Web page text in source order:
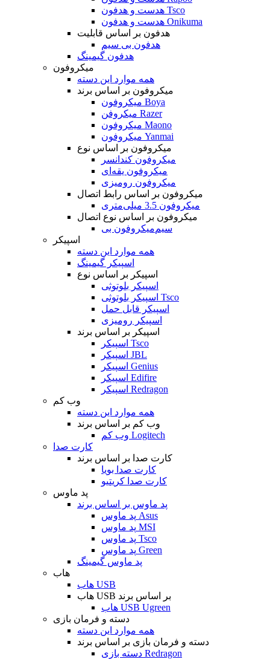
هدست و هدفون Tsco
هدست و هدفون Onikuma
هدفون بر اساس قابلیت
هدفون بی سیم
هدفون گیمینگ
میکروفون
همه موارد این دسته
میکروفون بر اساس برند
میکروفون Boya
میکروفن Razer
میکروفون Maono
میکروفون Yanmai
میکروفون بر اساس نوع
میکروفون کندانسر
میکروفون یقه‌ای
میکروفون رومیزی
میکروفون بر اساس رابط اتصال
میکروفون 3.5 میلی‌متری
میکروفون بر اساس نوع اتصال
میکروفون بی‌‎سیم
اسپیکر
همه موارد این دسته
اسپیکر گیمینگ
اسپیکر بر اساس نوع
اسپیکر بلوتوثی
اسپیکر بلوتوثی Tsco
اسپیکر قابل حمل
اسپیکر رومیزی
اسپیکر بر اساس برند
اسپیکر Tsco
اسپیکر JBL
اسپیکر Genius
اسپیکر Edifire
اسپیکر Redragon
وب کم
همه موارد این دسته
وب کم بر اساس برند
وب کم Logitech
کارت صدا
کارت صدا بر اساس برند
کارت صدا بویا
کارت صدا کریتیو
پد ماوس
پد ماوس بر اساس برند
پد ماوس Asus
پد ماوس MSI
پد ماوس Tsco
پد ماوس Green
پد ماوس گیمینگ
هاب
هاب USB
هاب USB بر اساس برند
هاب USB Ugreen
دسته و فرمان بازی
همه موارد این دسته
دسته و فرمان بازی بر اساس برند
دسته بازی Redragon